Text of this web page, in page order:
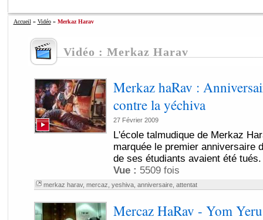
Accueil » Vidéo» Merkaz Harav
Vidéo : Merkaz Harav
Merkaz haRav :
contre la yéchiva
27 Février 2009
L'école talmudique de Merkaz
marquée le premier anniversaire
de ses étudiants avaient été
Vue : 5509 fois
merkaz harav, mercaz yeshiva, anniversaire, attentat
Mercaz HaRav - Yom